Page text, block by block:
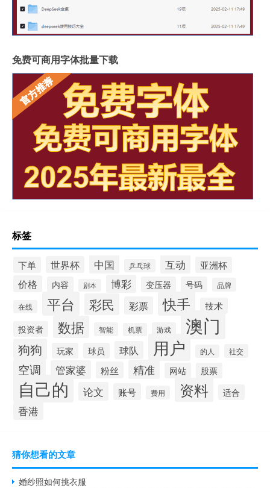
免费可商用字体批量下载
标签
下单 世界杯 中国 乒乓球 互动 亚洲杯
价格 内容 剧本 博彩 变压器 号码 品牌
在线 平台 彩民 彩票 快手 技术
投资者 数据 智能 机票 游戏 澳门
狗狗 玩家 球员 球队 用户 的人 社交
空调 管家婆 粉丝 精准 网站 股票
自己的 论文 账号 费用 资料 适合
香港
猜你想看的文章
婚纱照如何挑衣服